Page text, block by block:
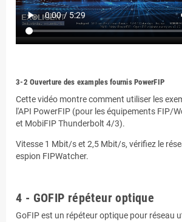
3-2 Ouverture des examples fournis PowerFIP
Cette vidéo montre comment utiliser les
l'API PowerFIP (pour les équipements FIP/
et MobiFIP Thunderbolt 4/3).
Vitesse 1 Mbit/s et 2,5 Mbit/s, vérifiez le
espion FIPWatcher.
4 - GOFIP répéteur optique
GoFIP est un répéteur optique pour réseau